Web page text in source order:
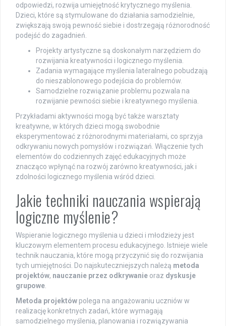
odpowiedzi, rozwija umiejętność krytycznego myślenia.
Dzieci, które są stymulowane do działania samodzielnie,
zwiększają swoją pewność siebie i dostrzegają różnorodność
podejść do zagadnień.
Projekty artystyczne są doskonałym narzędziem do
rozwijania kreatywności i logicznego myślenia.
Zadania wymagające myślenia lateralnego pobudzają
do nieszablonowego podejścia do problemów.
Samodzielne rozwiązanie problemu pozwala na
rozwijanie pewności siebie i kreatywnego myślenia.
Przykładami aktywności mogą być także warsztaty
kreatywne, w których dzieci mogą swobodnie
eksperymentować z różnorodnymi materiałami, co sprzyja
odkrywaniu nowych pomysłów i rozwiązań. Włączenie tych
elementów do codziennych zajęć edukacyjnych może
znacząco wpłynąć na rozwój zarówno kreatywności, jak i
zdolności logicznego myślenia wśród dzieci.
Jakie techniki nauczania wspierają
logiczne myślenie?
Wspieranie logicznego myślenia u dzieci i młodzieży jest
kluczowym elementem procesu edukacyjnego. Istnieje wiele
technik nauczania, które mogą przyczynić się do rozwijania
tych umiejętności. Do najskuteczniejszych należą metoda
projektów, nauczanie przez odkrywanie oraz dyskusje
grupowe.
Metoda projektów polega na angażowaniu uczniów w
realizację konkretnych zadań, które wymagają
samodzielnego myślenia, planowania i rozwiązywania